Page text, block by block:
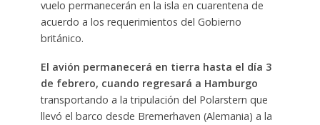
vuelo permanecerán en la isla en cuarentena de
acuerdo a los requerimientos del Gobierno
británico.
El avión permanecerá en tierra hasta el día 3
de febrero, cuando regresará a Hamburgo
transportando a la tripulación del Polarstern que
llevó el barco desde Bremerhaven (Alemania) a la